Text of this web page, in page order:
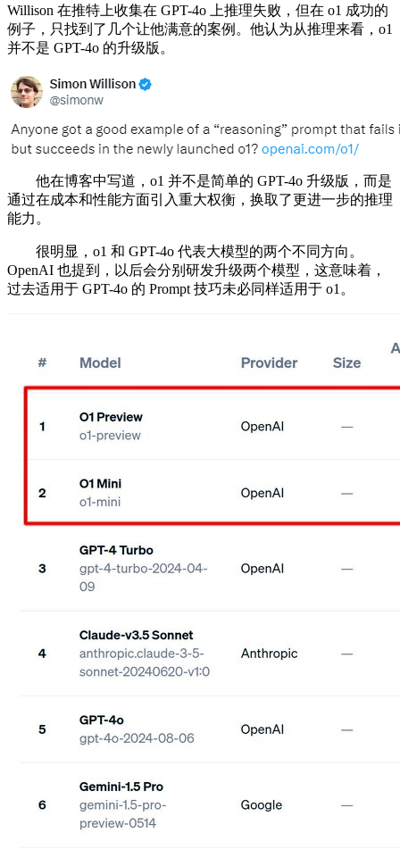
Willison 在推特上收集在 GPT-4o 上推理失败，但在 o1 成功的
例子，只找到了几个让他满意的案例。他认为从推理来看，o1
并不是 GPT-4o 的升级版。
他在博客中写道，o1 并不是简单的 GPT-4o 升级版，而是
通过在成本和性能方面引入重大权衡，换取了更进一步的推理
能力。
很明显，o1 和 GPT-4o 代表大模型的两个不同方向。
OpenAI 也提到，以后会分别研发升级两个模型，这意味着，
过去适用于 GPT-4o 的 Prompt 技巧未必同样适用于 o1。